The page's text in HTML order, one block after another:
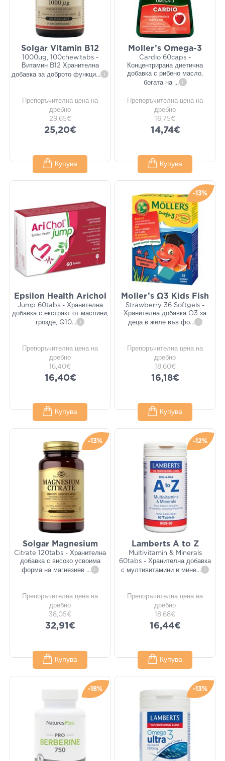
Solgar Vitamin B12
1000μg, 100chew.tabs -
Витамин B12 Хранителна
добавка за доброто функци... i
Препоръчителна цена на
дребно
29,65€
25,20€
Купува
Moller’s Omega-3
Cardio 60caps -
Концентрирана диетична
добавка с рибено масло,
богата на ... i
Препоръчителна цена на
дребно
16,75€
14,74€
Купува
Epsilon Health Arichol
Jump 60tabs - Хранителна
добавка с екстракт от маслини,
грозде, Q10... i
Препоръчителна цена на
дребно
16,40€
16,40€
Купува
-13%
Moller’s Ω3 Kids Fish
Strawberry 36 Softgels -
Хранителна добавка Ω3 за
деца в желе във фо... i
Препоръчителна цена на
дребно
18,60€
16,18€
Купува
-13%
Solgar Magnesium
Citrate 120tabs - Хранителна
добавка с високо усвоима
форма на магнезиев ... i
Препоръчителна цена на
дребно
38,05€
32,91€
Купува
-12%
Lamberts A to Z
Multivitamin & Minerals
60tabs - Хранителна добавка
с мултивитамини и мине... i
Препоръчителна цена на
дребно
18,68€
16,44€
Купува
-18% -13%